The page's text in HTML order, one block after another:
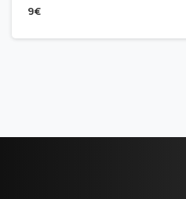
9€